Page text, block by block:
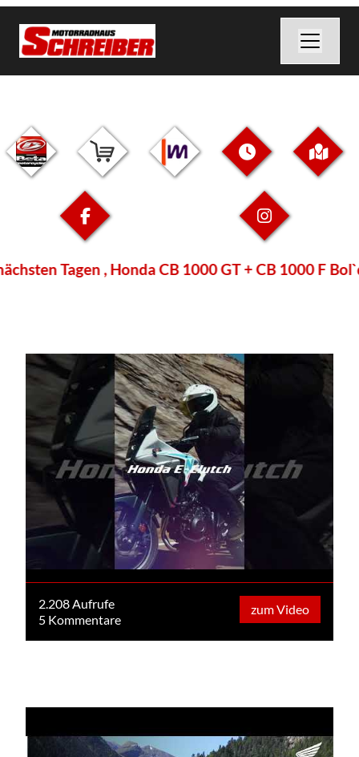
Tagen , Honda CB 1000 GT + CB 1000 F Bol`dor
2.208 Aufrufe
5 Kommentare
zum Video